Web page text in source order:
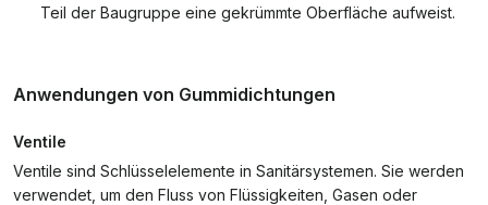
Teil der Baugruppe eine gekrümmte Oberfläche aufweist.
Anwendungen von Gummidichtungen
Ventile
Ventile sind Schlüsselelemente in Sanitärsystemen. Sie werden
verwendet, um den Fluss von Flüssigkeiten, Gasen oder